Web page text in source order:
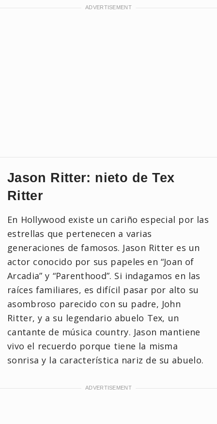
Jason Ritter: nieto de Tex
Ritter
En Hollywood existe un cariño especial por las
estrellas que pertenecen a varias
generaciones de famosos. Jason Ritter es un
actor conocido por sus papeles en “Joan of
Arcadia” y “Parenthood”. Si indagamos en las
raíces familiares, es difícil pasar por alto su
asombroso parecido con su padre, John
Ritter, y a su legendario abuelo Tex, un
cantante de música country. Jason mantiene
vivo el recuerdo porque tiene la misma
sonrisa y la característica nariz de su abuelo.